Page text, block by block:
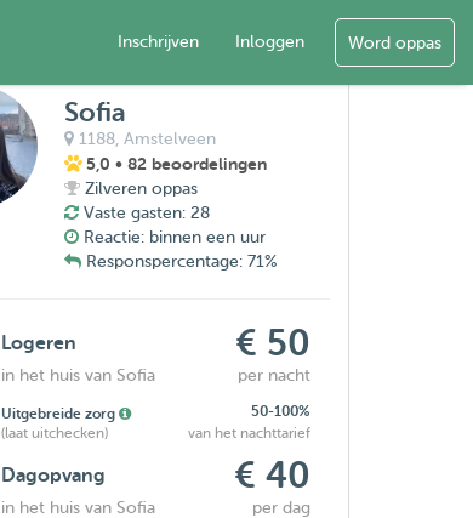
Inschrijven Inloggen Word oppas
Sofia
1188,Amstelveen
5,0 • 82 beoordelingen
Zilveren oppas
Vaste gasten: 28
Reactie: binnen een uur
Responspercentage: 71%
Logeren € 50
in het huis van Sofia per nacht
Uitgebreide zorg
50-100%
(laat uitchecken)
van het nachttarief
Dagopvang € 40
in het huis van Sofia per dag